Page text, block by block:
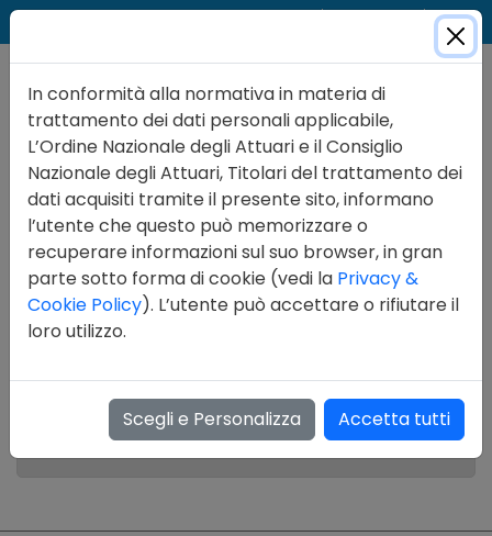
Amministrazione Trasparente
Servizi resi ad utenti esterni
In conformità alla normativa in materia di
trattamento dei dati personali applicabile,
L’Ordine Nazionale degli Attuari e il Consiglio
Nazionale degli Attuari, Titolari del trattamento dei
dati acquisiti tramite il presente sito, informano
l’utente che questo può memorizzare o
recuperare informazioni sul suo browser, in gran
parte sotto forma di cookie (vedi la Privacy &
Cookie Policy). L’utente può accettare o rifiutare il
loro utilizzo.
Scegli e Personalizza Accetta tutti